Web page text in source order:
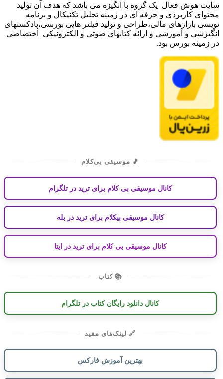
سایت هوش فعال یک گروه با انگیزه می باشد که هدف آن تولید
محتوای کاربردی و حرفه ای در زمینه تحلیل تکنیکال و برنامه
نویسی بازارهای مالی،طراحی و تولید فیلتر هایی بورسی،پادکستهای
انگیزشی و آموزشی و ارائه کتابهای صوتی و الکترونیکی اختصاصی
در زمینه بورس بود.
🎵 موسیقی بی‌کلام
کانال موسیقی بی کلام برای ترید در تلگرام
کانال موسیقی بیکلام برای ترید در بله
کانال موسیقی بی کلام برای ترید در ایتا
📚 کتاب
کانال دانلود رایگان کتاب در تلگرام
🔗 لینک‌های مفید
بهترین آموزش فارکس